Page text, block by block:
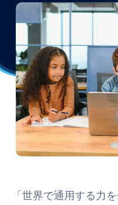
「世界で通用する力